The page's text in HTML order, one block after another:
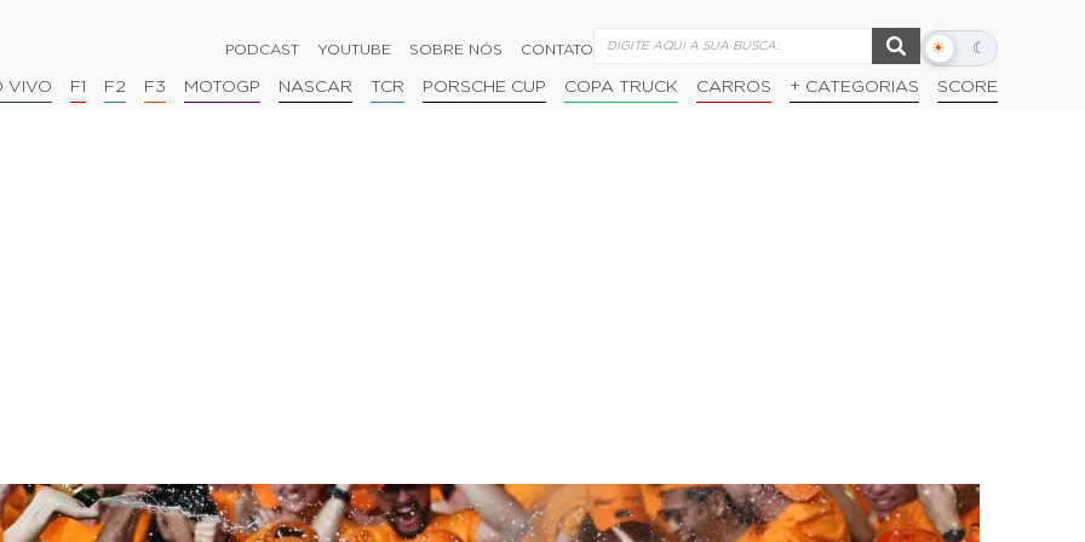
PODCAST YOUTUBE SOBRE NÓS CONTATO ☀ ☾
Alternar
escuro
VIVO F1 F2 F3 MOTOGP NASCAR TCR PORSCHE CUP COPA TRUCK CARROS + CATEGORIAS SCORE